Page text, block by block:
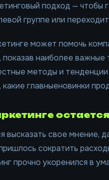
подход —
группе или
может помочь
показав наиболее
методы и
главныеновинки
свое мнение,
сократить
прочно укоренился в